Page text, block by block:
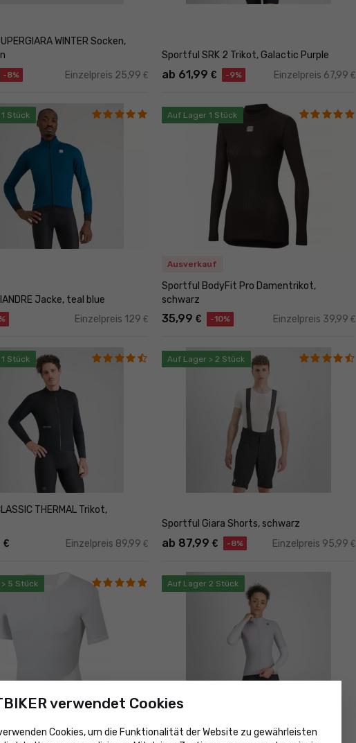
WINTER Socken,
-8% Einzelpreis 25,99 €
Sportful SRK 2 Trikot, Galactic Purple
ab 61,99 € -9% Einzelpreis 67,99 €
Stück
Jacke, teal blue
Einzelpreis 129 €
Auf Lager 1 Stück
Ausverkauf
Sportful BodyFit Pro Damentrikot,
schwarz
35,99 € -10% Einzelpreis 39,99 €
Stück
THERMAL Trikot,
€ Einzelpreis 89,99 €
Auf Lager > 2 Stück
Sportful Giara Shorts, schwarz
ab 87,99 € -8% Einzelpreis 95,99 €
5 Stück Auf Lager 2 Stück
Sportful SRK SHIFT WIND Damenjacke,
verwendet Cookies
Cookies, um die Funktionalität der Website zu gewährleisten